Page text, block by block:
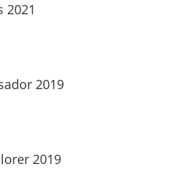
2021
2019
2019